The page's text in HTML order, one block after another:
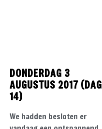
DONDERDAG 3
AUGUSTUS 2017 (DAG
14)
We hadden besloten er